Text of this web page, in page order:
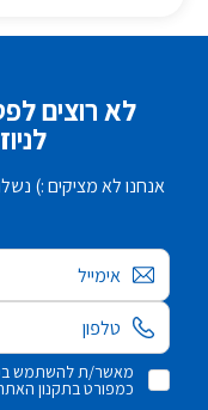
לא רוצים
אנחנו לא מציקים :)
אימייל
מאשר/ת להשתמש
כמפורט בתקנון